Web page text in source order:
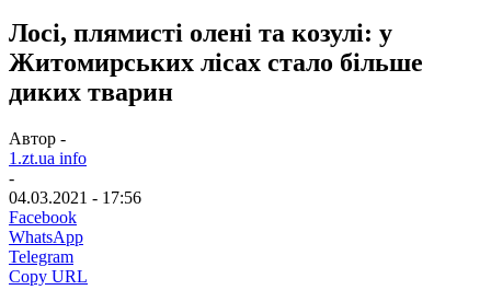
Лосі, плямисті олені та козулі: у
Житомирських лісах стало більше
диких тварин
Автор -
1.zt.ua info
-
04.03.2021 - 17:56
Facebook
WhatsApp
Telegram
Copy URL